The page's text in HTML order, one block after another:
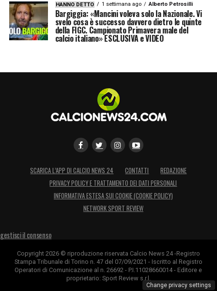
HANNO DETTO 1 settimana ago Alberto Petrosilli
Bargiggia: «Mancini voleva solo la Nazionale. Vi
svelo cosa è successo davvero dietro le quinte
della FIGC. Campionato Primavera male del
calcio italiano» ESCLUSIVA e VIDEO
SCARICA L’APP DI CALCIO NEWS 24 CONTATTI
REDAZIONE
PRIVACY POLICY E TRATTAMENTO DEI DATI PERSONALI
INFORMATIVA ESTESA SUI COOKIE (COOKIE POLICY)
NETWORK SPORT REVIEW
gestisci il consenso
Copyright 2026 © riproduzione riservata Calcio News 24 -Registro
Stampa Tribunale di Torino n. 47 del 07/09/2021 - Iscritto al Registro
Operatori di Comunicazione al n. 26692 - P.I.11028660014 - Editore e
proprietario: Sport Review s.r.l.
Change privacy settings